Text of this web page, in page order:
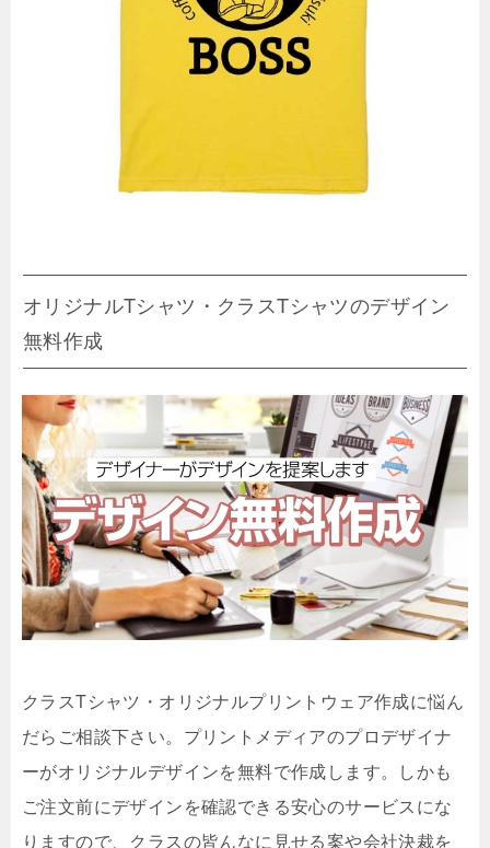
オリジナルTシャツ・クラスTシャツのデザイン
無料作成
クラスTシャツ・オリジナルプリントウェア作成に悩ん
だらご相談下さい。プリントメディアのプロデザイナ
ーがオリジナルデザインを無料で作成します。しかも
ご注文前にデザインを確認できる安心のサービスにな
りますので、クラスの皆んなに見せる案や会社決裁を